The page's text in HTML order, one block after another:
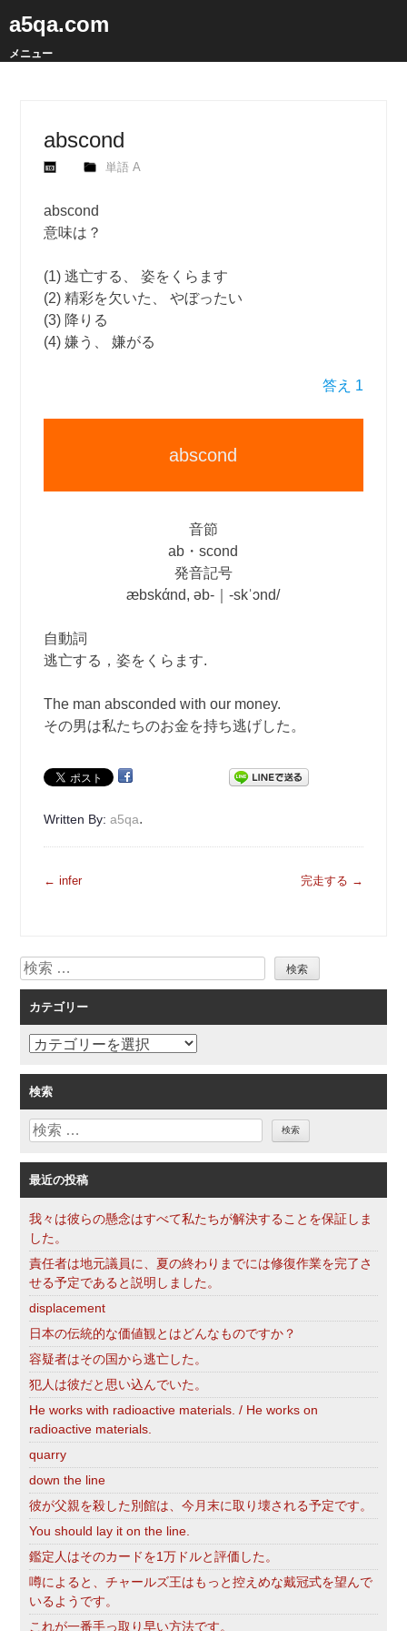
a5qa.com
メニュー
abscond
単語 A
abscond
意味は？
(1) 逃亡する、 姿をくらます
(2) 精彩を欠いた、 やぼったい
(3) 降りる
(4) 嫌う、 嫌がる
答え 1
abscond
音節
ab・scond
発音記号
æbskάnd, əb‐｜‐skˈɔnd/
自動詞
逃亡する，姿をくらます.
The man absconded with our money.
その男は私たちのお金を持ち逃げした。
Written By:a5qa.
投
ゲ
ー
シ
ョ
ン
← infer 完走する →
検
索
カテゴリー
カ
ゴ
リ
ー
検索
検
最近の投稿
我々は彼らの懸念はすべて私たちが解決することを保証しま
した。
責任者は地元議員に、夏の終わりまでには修復作業を完了さ
せる予定であると説明しました。
displacement
日本の伝統的な価値観とはどんなものですか？
容疑者はその国から逃亡した。
犯人は彼だと思い込んでいた。
He works with radioactive materials. / He works on
radioactive materials.
quarry
down the line
彼が父親を殺した別館は、今月末に取り壊される予定です。
You should lay it on the line.
鑑定人はそのカードを1万ドルと評価した。
噂によると、チャールズ王はもっと控えめな戴冠式を望んで
いるようです。
これが一番手っ取り早い方法です。